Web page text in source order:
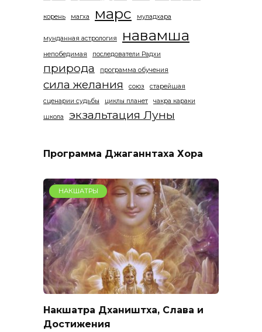
корень магха марс муладхара
мунданная астрология навамша
непобедимая последователи Радхи
природа программа обучения
сила желания союз
старейшая
сценарии судьбы
циклы планет чакра караки
школа экзальтация Луны
Программа Джаганнтаха Хора
НАКШАТРЫ
Накшатра Дхаништха, Слава и
Достижения